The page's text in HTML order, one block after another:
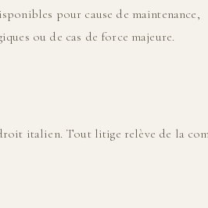
pour cause de maintenance,
ou de cas de force majeure.
italien. Tout litige relève de la